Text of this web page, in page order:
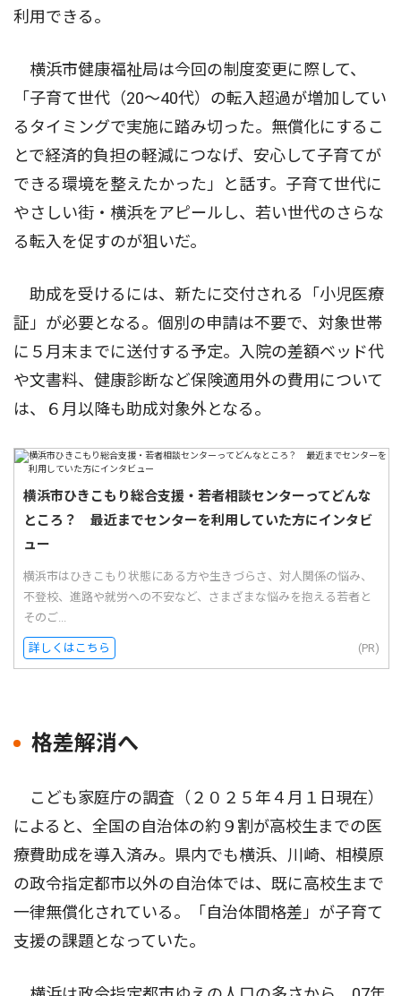
利用できる。
横浜市健康福祉局は今回の制度変更に際して、
「子育て世代（20〜40代）の転入超過が増加してい
るタイミングで実施に踏み切った。無償化にするこ
とで経済的負担の軽減につなげ、安心して子育てが
できる環境を整えたかった」と話す。子育て世代に
やさしい街・横浜をアピールし、若い世代のさらな
る転入を促すのが狙いだ。
助成を受けるには、新たに交付される「小児医療
証」が必要となる。個別の申請は不要で、対象世帯
に５月末までに送付する予定。入院の差額ベッド代
や文書料、健康診断など保険適用外の費用について
は、６月以降も助成対象外となる。
横浜市ひきこもり総合支援・若者相談センターってどんな
ところ？ 最近までセンターを利用していた方にインタビ
ュー
横浜市はひきこもり状態にある方や生きづらさ、対人関係の悩み、
不登校、進路や就労への不安など、さまざまな悩みを抱える若者と
そのご...
詳しくはこちら (PR)
格差解消へ
こども家庭庁の調査（２０２５年４月１日現在）
によると、全国の自治体の約９割が高校生までの医
療費助成を導入済み。県内でも横浜、川崎、相模原
の政令指定都市以外の自治体では、既に高校生まで
一律無償化されている。「自治体間格差」が子育て
支援の課題となっていた。